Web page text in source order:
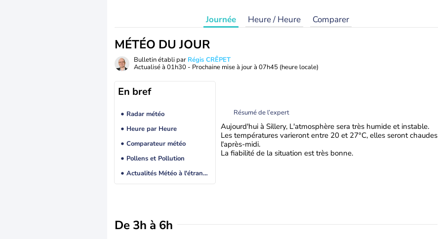
Journée Heure / Heure Comparer
MÉTÉO DU JOUR
Bulletin établi par Régis CRÊPET
Actualisé à 01h30 - Prochaine mise à jour à 07h45 (heure locale)
En bref
Radar météo
Heure par Heure
Comparateur météo
Pollens et Pollution
Actualités Météo à l'étranger
Résumé de l’expert
Aujourd'hui à Sillery, L'atmosphère sera très humide et instable.
Les températures varieront entre 20 et 27°C, elles seront chaudes
l'après-midi.
La fiabilité de la situation est très bonne.
De 3h à 6h